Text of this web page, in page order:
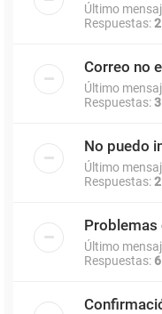
Último
Respuestas:2
Correo no
Último
Respuestas:3
No puedo
Último
Respuestas:2
Problemas
Último
Respuestas: 6